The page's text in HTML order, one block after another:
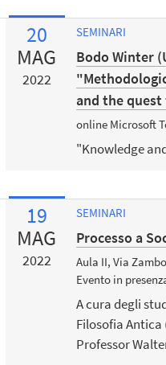
20
MAG
2022
SEMINARI
Bodo Winter
and the
online Microsoft
"Knowledge
19
MAG
2022
SEMINARI
Processo a
Aula II, Via
Evento in
A cura degli
Filosofia Antica
Professor